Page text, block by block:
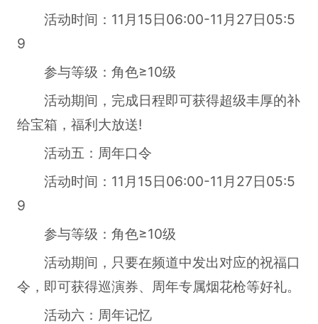
活动时间：11月15日06:00-11月27日05:5
9
参与等级：角色≥10级
活动期间，完成日程即可获得超级丰厚的补
给宝箱，福利大放送!
活动五：周年口令
活动时间：11月15日06:00-11月27日05:5
9
参与等级：角色≥10级
活动期间，只要在频道中发出对应的祝福口
令，即可获得巡演券、周年专属烟花枪等好礼。
活动六：周年记忆